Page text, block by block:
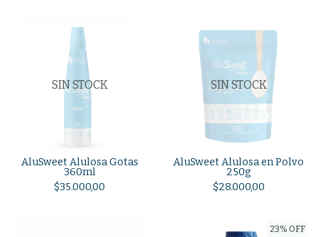
SIN STOCK
AluSweet Alulosa Gotas
360ml
$35.000,00
SIN STOCK
AluSweet Alulosa en Polvo
250g
$28.000,00
23% OFF